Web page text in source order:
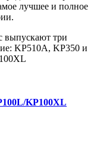
лучшее и полное
выпускают три
KP510A, KP350 и
KP100XL